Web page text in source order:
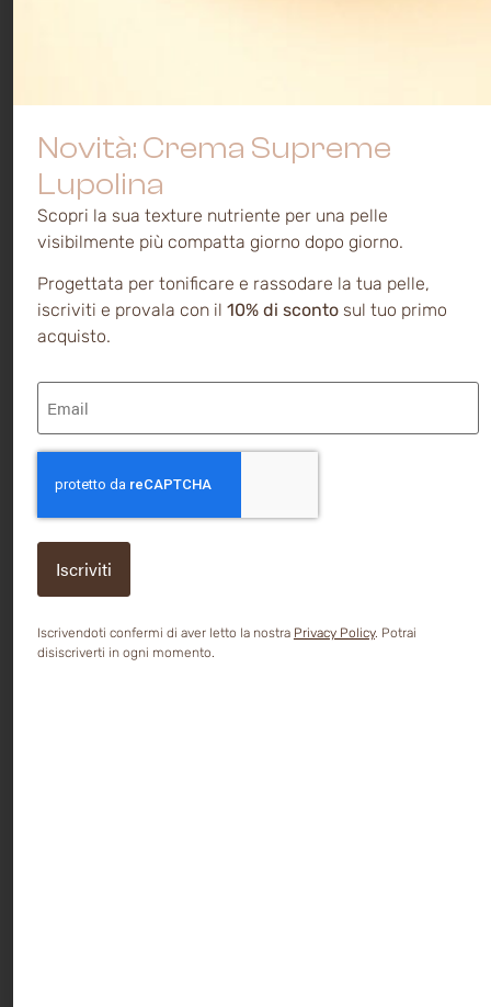
Novità: Crema Supreme
Lupolina
Scopri la sua texture nutriente per una pelle
visibilmente più compatta giorno dopo giorno.
Progettata per tonificare e rassodare la tua pelle,
iscriviti e provala con il 10% di scontosul tuo primo
acquisto.
Email
(Obbligatorio)
CAPTCHA
Iscrivendoti confermi di aver letto la nostra Privacy Policy. Potrai
disiscriverti in ogni momento.